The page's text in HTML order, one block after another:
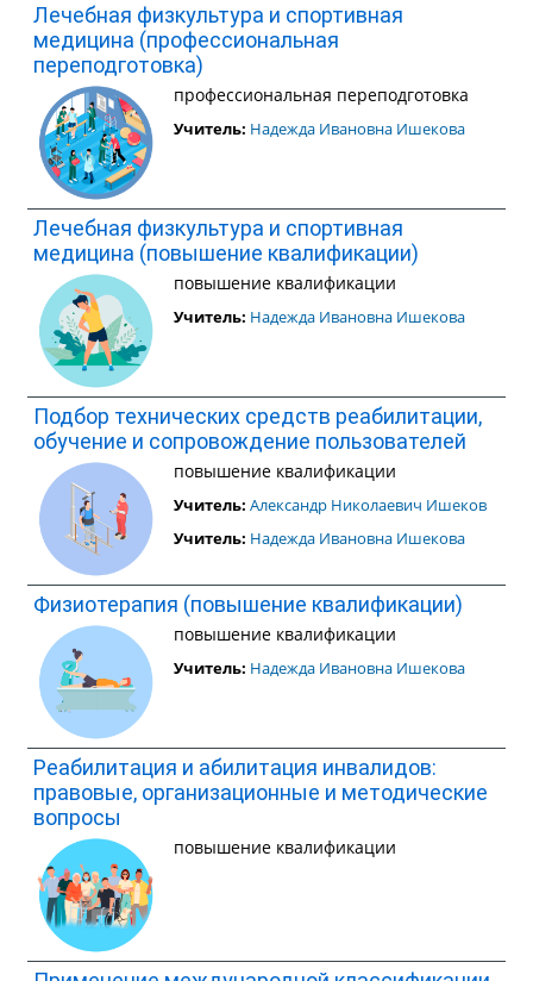
Лечебная физкультура и спортивная
медицина (профессиональная
переподготовка)
профессиональная переподготовка
Учитель: Надежда Ивановна Ишекова
Лечебная физкультура и спортивная
медицина (повышение квалификации)
повышение квалификации
Учитель: Надежда Ивановна Ишекова
Подбор технических средств реабилитации,
обучение и сопровождение пользователей
повышение квалификации
Учитель: Александр Николаевич Ишеков
Учитель: Надежда Ивановна Ишекова
Физиотерапия (повышение квалификации)
повышение квалификации
Учитель: Надежда Ивановна Ишекова
Реабилитация и абилитация инвалидов:
правовые, организационные и методические
вопросы
повышение квалификации